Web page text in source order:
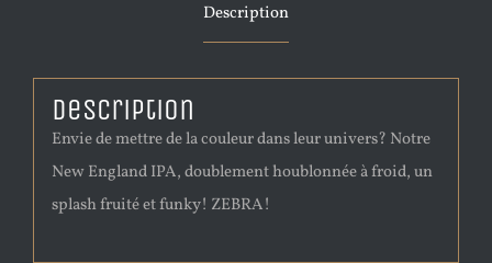
Description
Description
Envie de mettre de la couleur dans leur univers? Notre
New England IPA, doublement houblonnée à froid, un
splash fruité et funky! ZEBRA!